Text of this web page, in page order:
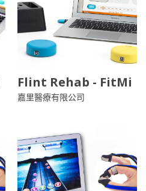
Flint Rehab - FitMi
嘉里醫療有限公司